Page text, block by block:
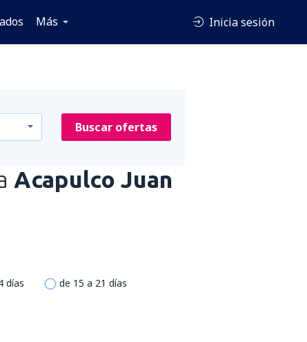
Más Inicia sesión
Buscar ofertas
Acapulco Juan
días de 15 a 21 días